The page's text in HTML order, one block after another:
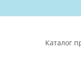
Каталог